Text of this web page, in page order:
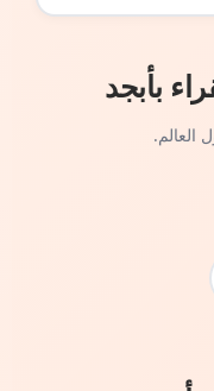
بأبجد
العالم.